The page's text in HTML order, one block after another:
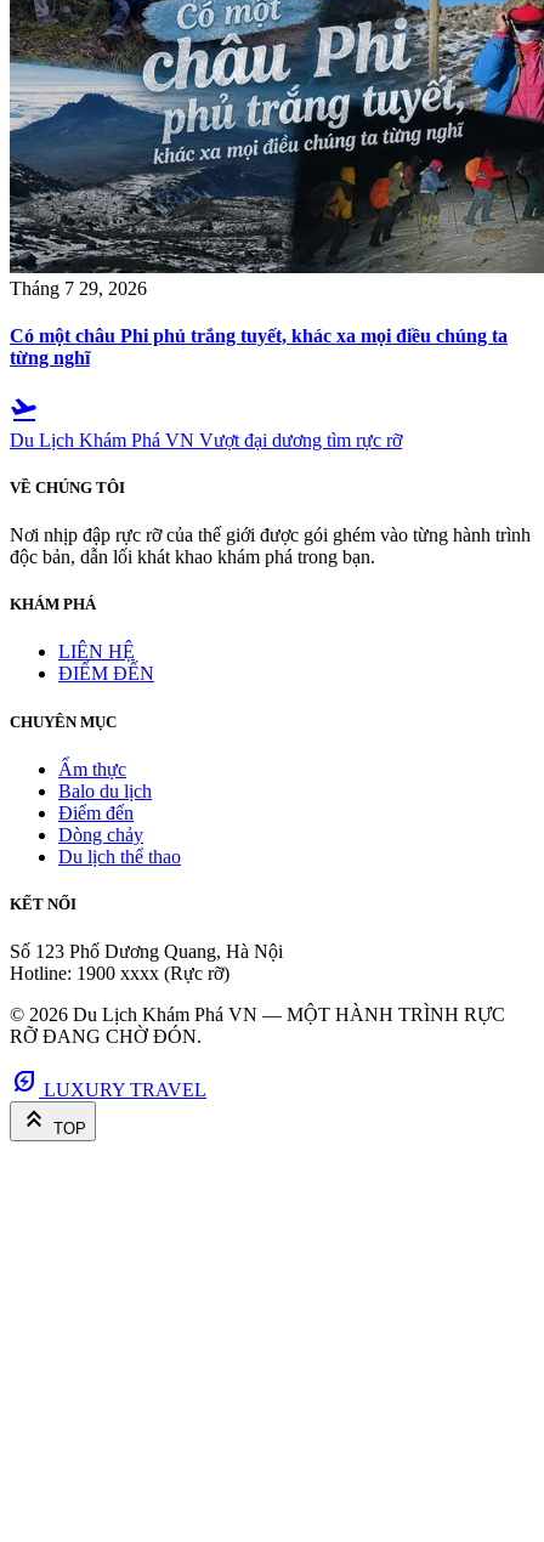
Tháng 7 29, 2026
Có một châu Phi phủ trắng tuyết, khác xa mọi điều chúng ta
từng nghĩ
flight_takeoff
Du Lịch Khám Phá VN Vượt đại dương tìm rực rỡ
VỀ CHÚNG TÔI
Nơi nhịp đập rực rỡ của thế giới được gói ghém vào từng hành trình
độc bản, dẫn lối khát khao khám phá trong bạn.
KHÁM PHÁ
LIÊN HỆ
ĐIỂM ĐẾN
CHUYÊN MỤC
Ẩm thực
Balo du lịch
Điểm đến
Dòng chảy
Du lịch thể thao
KẾT NỐI
Số 123 Phố Dương Quang, Hà Nội
Hotline: 1900 xxxx (Rực rỡ)
© 2026 Du Lịch Khám Phá VN — MỘT HÀNH TRÌNH RỰC
RỠ ĐANG CHỜ ĐÓN.
energy_savings_leaf LUXURY TRAVEL
keyboard_double_arrow_up TOP